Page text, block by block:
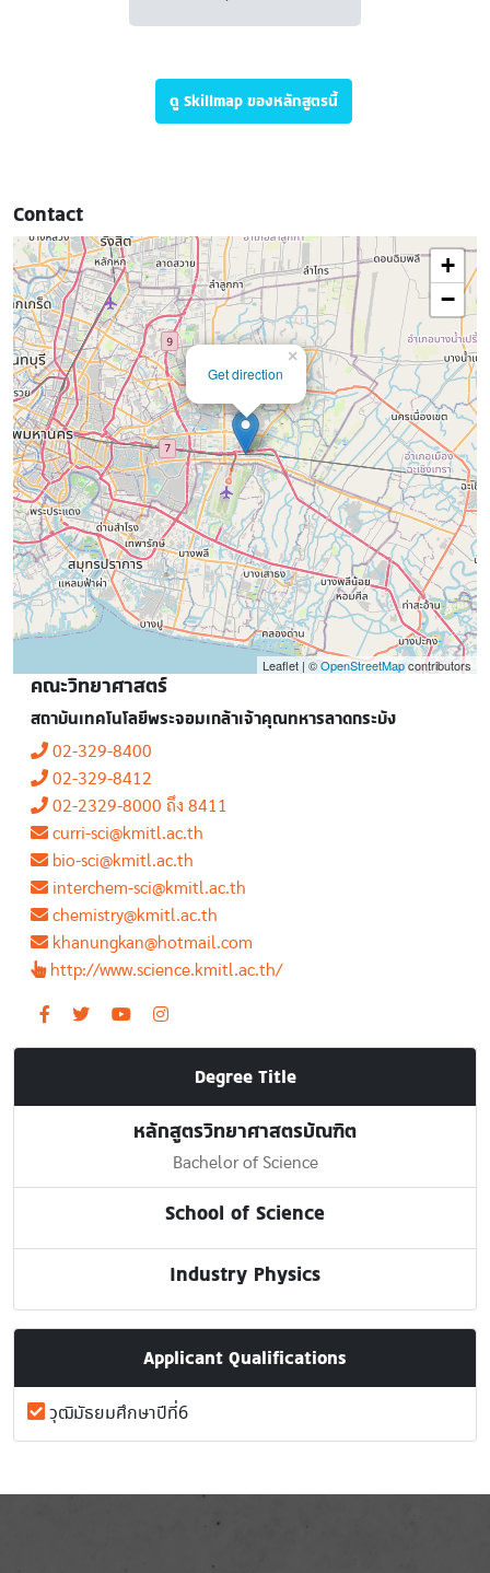
ดู Skillmap ของหลักสูตรนี้
Contact
Get direction
×
+
−
Leaflet | ©OpenStreetMapcontributors
คณะวิทยาศาสตร์
สถาบันเทคโนโลยีพระจอมเกล้าเจ้าคุณทหารลาดกระบัง
02-329-8400
02-329-8412
02-2329-8000 ถึง 8411
curri-sci@kmitl.ac.th
bio-sci@kmitl.ac.th
interchem-sci@kmitl.ac.th
chemistry@kmitl.ac.th
khanungkan@hotmail.com
http://www.science.kmitl.ac.th/
Degree Title
หลักสูตรวิทยาศาสตรบัณฑิต
Bachelor of Science
School of Science
Industry Physics
Applicant Qualifications
วุฒิมัธยมศึกษาปีที่6